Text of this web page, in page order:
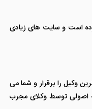
است و سایت های زیادی
شما با بهترین وکیل را برقرار و شما می
اصولی توسط وکلای مجرب